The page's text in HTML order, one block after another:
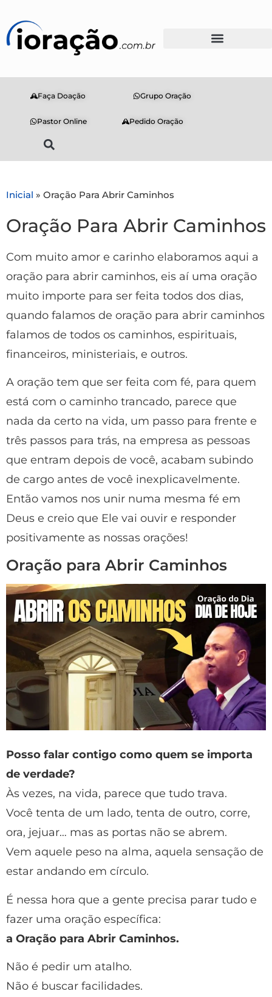
Faça Doação Grupo Oração
Pastor Online Pedido Oração
Inicial » Oração Para Abrir Caminhos
Oração Para Abrir Caminhos
Com muito amor e carinho elaboramos aqui a
oração para abrir caminhos, eis aí uma oração
muito importe para ser feita todos dos dias,
quando falamos de oração para abrir caminhos
falamos de todos os caminhos, espirituais,
financeiros, ministeriais, e outros.
A oração tem que ser feita com fé, para quem
está com o caminho trancado, parece que
nada da certo na vida, um passo para frente e
três passos para trás, na empresa as pessoas
que entram depois de você, acabam subindo
de cargo antes de você inexplicavelmente.
Então vamos nos unir numa mesma fé em
Deus e creio que Ele vai ouvir e responder
positivamente as nossas orações!
Oração para Abrir Caminhos
Posso falar contigo como quem se importa
de verdade?
Às vezes, na vida, parece que tudo trava.
Você tenta de um lado, tenta de outro, corre,
ora, jejuar… mas as portas não se abrem.
Vem aquele peso na alma, aquela sensação de
estar andando em círculo.
É nessa hora que a gente precisa parar tudo e
fazer uma oração específica:
a Oração para Abrir Caminhos.
Não é pedir um atalho.
Não é buscar facilidades.